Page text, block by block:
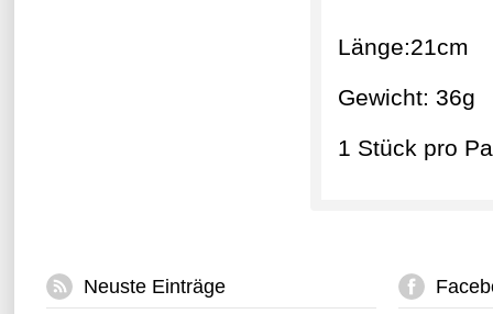
Länge:21cm
Gewicht: 36g
1 Stück pro
Neuste Einträge